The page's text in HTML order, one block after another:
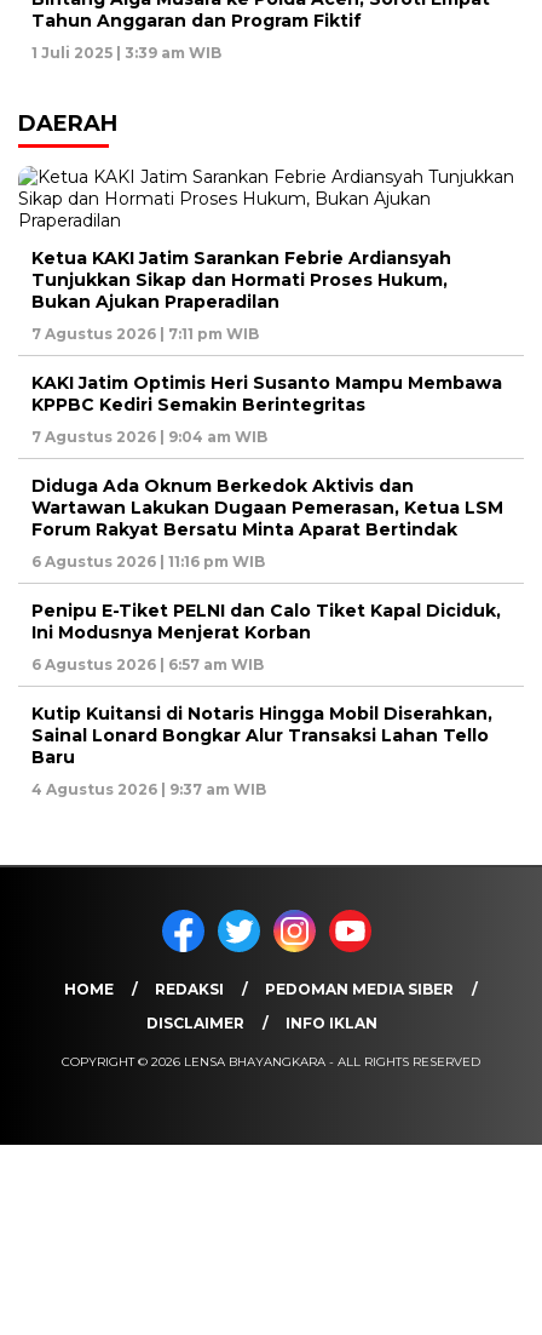
Tahun Anggaran dan Program Fiktif
1 Juli 2025 | 3:39 am WIB
DAERAH
Ketua KAKI Jatim Sarankan Febrie Ardiansyah
Tunjukkan Sikap dan Hormati Proses Hukum,
Bukan Ajukan Praperadilan
7 Agustus 2026 | 7:11 pm WIB
KAKI Jatim Optimis Heri Susanto Mampu Membawa
KPPBC Kediri Semakin Berintegritas
7 Agustus 2026 | 9:04 am WIB
Diduga Ada Oknum Berkedok Aktivis dan
Wartawan Lakukan Dugaan Pemerasan, Ketua LSM
Forum Rakyat Bersatu Minta Aparat Bertindak
6 Agustus 2026 | 11:16 pm WIB
Penipu E-Tiket PELNI dan Calo Tiket Kapal Diciduk,
Ini Modusnya Menjerat Korban
6 Agustus 2026 | 6:57 am WIB
Kutip Kuitansi di Notaris Hingga Mobil Diserahkan,
Sainal Lonard Bongkar Alur Transaksi Lahan Tello
Baru
4 Agustus 2026 | 9:37 am WIB
HOME REDAKSI
PEDOMAN MEDIA SIBER
DISCLAIMER
INFO IKLAN
COPYRIGHT © 2026 LENSA BHAYANGKARA - ALL RIGHTS RESERVED